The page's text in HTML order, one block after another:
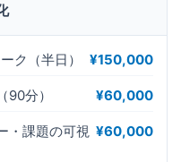
ク（半日） ¥150,000
90分） ¥60,000
・課題の可視 ¥60,000